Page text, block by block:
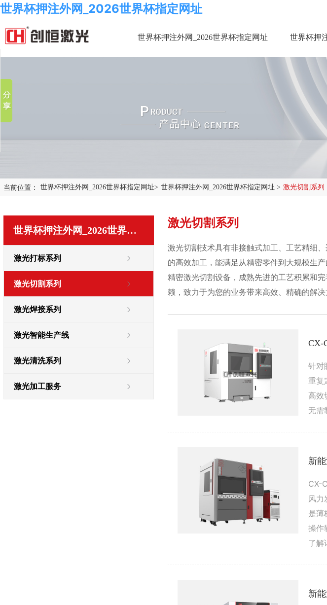
世界杯押注外网_2026世界杯指定网址
世界杯押注外网_2026世界杯指定网址 世界杯押
当前位置： 世界杯押注外网_2026世界杯指定网址> 世界杯押注外网_2026世界杯指定网址> 激光切割系列
世界杯押注外网_2026世界杯指定网址
激光打标系列
激光切割系列
激光焊接系列
激光智能生产线
激光清洗系列
激光加工服务
激光切割系列
激光切割技术具有非接触式加工、工艺精细
的高效加工，能满足从精密零件到大规模生
精密激光切割设备，成熟先进的工艺积累和
赖，致力于为您的业务带来高效、精确的解决
CX-
针对
重复
高效
无需
新
CX-
风力
是薄
操作
了解
新
分享到